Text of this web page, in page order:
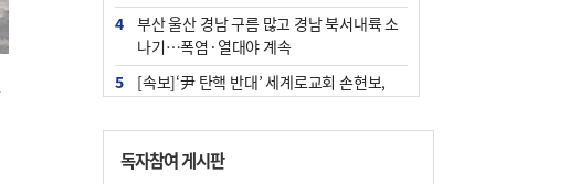
4
부산 울산 경남 구름 많고 경남 북서내륙 소
나기…폭염·열대야 계속
5
[속보]‘尹 탄핵 반대’ 세계로교회 손현보,
군사기밀 유출자 색출 지시
독자참여 게시판